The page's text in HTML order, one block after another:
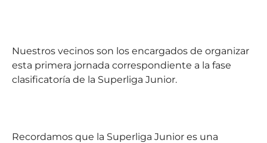
Nuestros vecinos son los encargados de organizar
esta primera jornada correspondiente a la fase
clasificatoría de la Superliga Junior.
Recordamos que la Superliga Junior es una